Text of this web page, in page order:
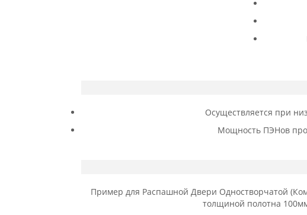
Осуществляется при
Мощность ПЭНов
Пример для Распашной Двери Одностворчатой
толщиной полотна